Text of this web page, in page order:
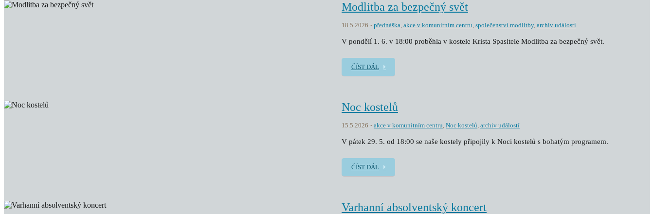
Modlitba za bezpečný svět
18.5.2026 přednáška, akce v komunitním centru, společenství modlitby, archiv událostí
V pondělí 1. 6. v 18:00 proběhla v kostele Krista Spasitele Modlitba za bezpečný svět.
ČÍST DÁL
Noc kostelů
15.5.2026 akce v komunitním centru, Noc kostelů, archiv událostí
V pátek 29. 5. od 18:00 se naše kostely připojily k Noci kostelů s bohatým programem.
ČÍST DÁL
Varhanní absolventský koncert